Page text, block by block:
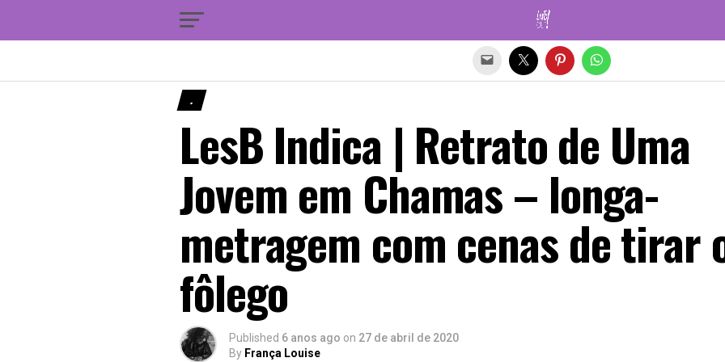
.
LesB Indica | Retrato de Uma
Jovem em Chamas – longa-
metragem com cenas de tirar
fôlego
Published 6 anos ago on 27 de abril de 2020
By França Louise
Sair da versão mobile